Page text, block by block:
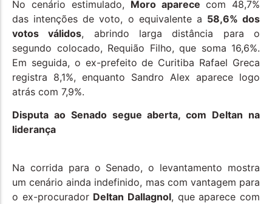
No cenário estimulado, Moro aparece com 48,7%
das intenções de voto, o equivalente a 58,6% dos
votos válidos, abrindo larga distância para o
segundo colocado, Requião Filho, que soma 16,6%.
Em seguida, o ex-prefeito de Curitiba Rafael Greca
registra 8,1%, enquanto Sandro Alex aparece logo
atrás com 7,9%.
Disputa ao Senado segue aberta, com Deltan na
liderança
Na corrida para o Senado, o levantamento mostra
um cenário ainda indefinido, mas com vantagem para
o ex-procurador Deltan Dallagnol, que aparece com